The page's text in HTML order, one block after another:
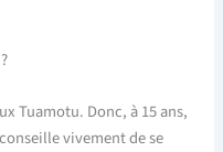
Tuamotu. Donc, à 15 ans,
vivement de se